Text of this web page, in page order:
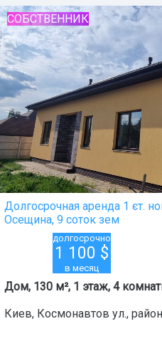
СОБСТВЕННИК
Долгосрочная аренда 1 єт.
Осещина, 9 соток зем
долгосрочно
1 100 $
в месяц
Дом, 130 м², 1 этаж, 4
Киев, Космонавтов ул., район